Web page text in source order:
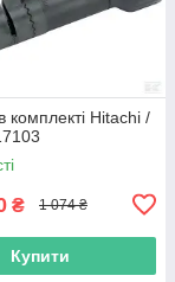
комплекті Hitachi /
₴ 1 074 ₴
Купити